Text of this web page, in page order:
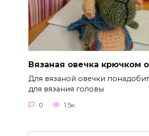
Вязаная овечка крючком
Для вязаной овечки
для вязания головы
0 1.5к.